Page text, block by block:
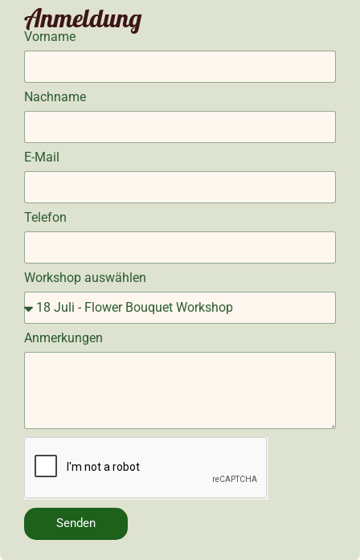
Anmeldung
Vorname
Nachname
E-Mail
Telefon
Workshop auswählen
Anmerkungen
Senden